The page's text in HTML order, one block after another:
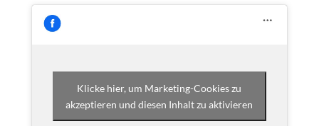
Klicke hier, um Marketing-Cookies zu
akzeptieren und diesen Inhalt zu aktivieren